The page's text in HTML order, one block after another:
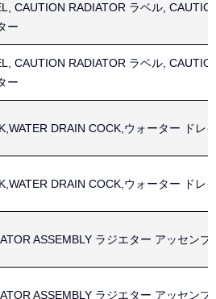
CAUTION RADIATOR ラベル,
ー
CAUTION RADIATOR ラベル,
ー
DRAIN COCK,ウォーター ドレ
DRAIN COCK,ウォーター ドレ
ASSEMBLY ラジエター アッセンブ
ASSEMBLY ラジエター アッセンブ